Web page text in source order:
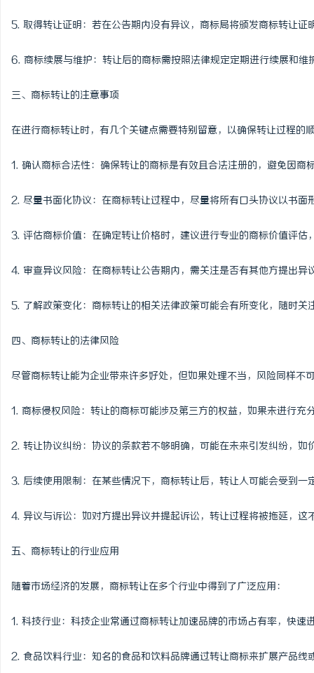
5. 取得转让证明：若在公告期内没有异议，商标局将颁发商标转让证
6. 商标续展与维护：转让后的商标需按照法律规定定期进行续展和维
三、商标转让的注意事项
在进行商标转让时，有几个关键点需要特别留意，以确保转让过程的
1. 确认商标合法性：确保转让的商标是有效且合法注册的，避免因商
2. 尽量书面化协议：在商标转让过程中，尽量将所有口头协议以书面
3. 评估商标价值：在确定转让价格时，建议进行专业的商标价值评
4. 审查异议风险：在商标转让公告期内，需关注是否有其他方提出
5. 了解政策变化：商标转让的相关法律政策可能会有所变化，随时
四、商标转让的法律风险
尽管商标转让能为企业带来许多好处，但如果处理不当，风险同样不
1. 商标侵权风险：转让的商标可能涉及第三方的权益，如果未进行
2. 转让协议纠纷：协议的条款若不够明确，可能在未来引发纠纷，如
3. 后续使用限制：在某些情况下，商标转让后，转让人可能会受到一
4. 异议与诉讼：如对方提出异议并提起诉讼，转让过程将被拖延，这
五、商标转让的行业应用
随着市场经济的发展，商标转让在多个行业中得到了广泛应用：
1. 科技行业：科技企业常通过商标转让加速品牌的市场占有率，快速
2. 食品饮料行业：知名的食品和饮料品牌通过转让商标来扩展产品线